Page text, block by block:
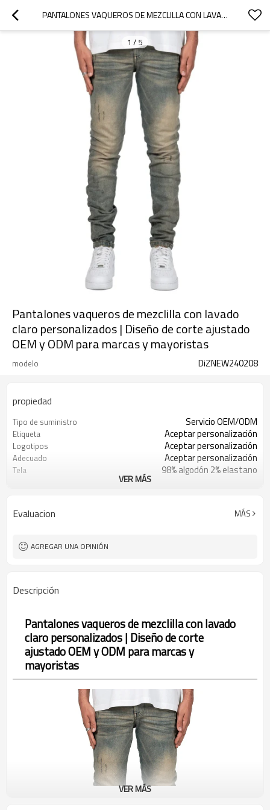
PANTALONES VAQUEROS DE MEZCLILLA CON LAVADO CLARO PERSONALIZADOS | DISEÑO DE CORTE AJUSTADO OEM Y ODM PARA MARCAS Y MAYORISTAS
1 / 5
Pantalones vaqueros de mezclilla con lavado
claro personalizados | Diseño de corte ajustado
OEM y ODM para marcas y mayoristas
modelo DiZNEW240208
propiedad
Tipo de suministro Servicio OEM/ODM
Etiqueta Aceptar personalización
Logotipos Aceptar personalización
Adecuado Aceptar personalización
Tela 98% algodón 2% elastano
VER MÁS
Evaluacion MÁS
AGREGAR UNA OPINIÓN
Descripción
Pantalones vaqueros de mezclilla con lavado
claro personalizados | Diseño de corte
ajustado OEM y ODM para marcas y
mayoristas
VER MÁS